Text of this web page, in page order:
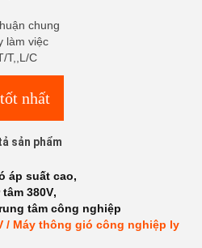
chung
làm việc
T,,L/C
nhất
sản phẩm
áp suất cao,
380V,
tâm công nghiệp
/ Máy thông gió công nghiệp ly